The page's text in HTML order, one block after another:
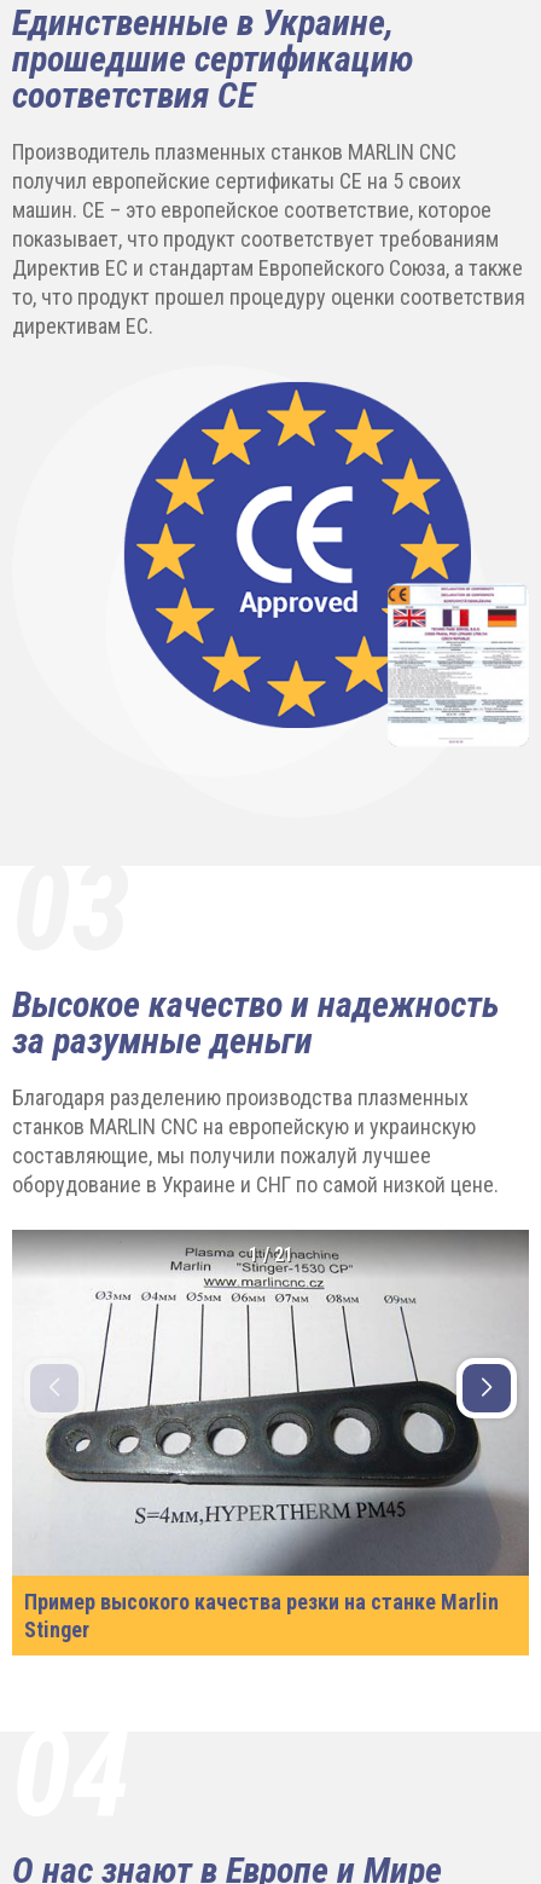
Единственные в Украине,
прошедшие сертификацию
соответствия CE
Производитель плазменных станков MARLIN CNC
получил европейские сертификаты CE на 5 своих
машин. CE – это европейское соответствие, которое
показывает, что продукт соответствует требованиям
Директив ЕС и стандартам Европейского Союза, а также
то, что продукт прошел процедуру оценки соответствия
директивам ЕС.
Пример высокого качества резки на станке Marlin
Stinger
1/21
Высокое качество и надежность
за разумные деньги
Благодаря разделению производства плазменных
станков MARLIN CNC на европейскую и украинскую
составляющие, мы получили пожалуй лучшее
оборудование в Украине и СНГ по самой низкой цене.
О нас знают в Европе и Мире